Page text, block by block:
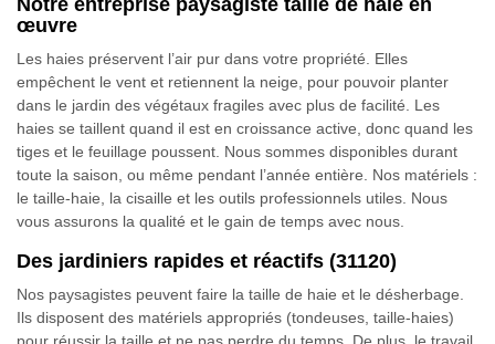
Notre entreprise paysagiste taille de haie en
œuvre
Les haies préservent l’air pur dans votre propriété. Elles
empêchent le vent et retiennent la neige, pour pouvoir planter
dans le jardin des végétaux fragiles avec plus de facilité. Les
haies se taillent quand il est en croissance active, donc quand les
tiges et le feuillage poussent. Nous sommes disponibles durant
toute la saison, ou même pendant l’année entière. Nos matériels :
le taille-haie, la cisaille et les outils professionnels utiles. Nous
vous assurons la qualité et le gain de temps avec nous.
Des jardiniers rapides et réactifs (31120)
Nos paysagistes peuvent faire la taille de haie et le désherbage.
Ils disposent des matériels appropriés (tondeuses, taille-haies)